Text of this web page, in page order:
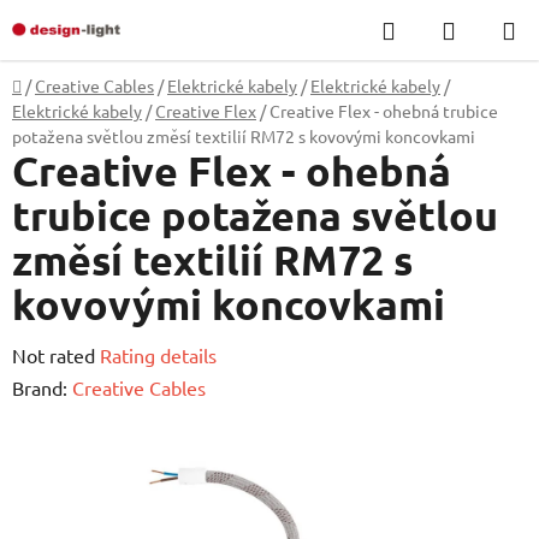
to
content
Search
CART
Home
/ Creative Cables / Elektrické kabely / Elektrické kabely /
Elektrické kabely / Creative Flex / Creative Flex - ohebná trubice
potažena světlou změsí textilií RM72 s kovovými koncovkami
Creative Flex - ohebná
trubice potažena světlou
změsí textilií RM72 s
kovovými koncovkami
The
average
Not rated Rating details
Brand: Creative Cables